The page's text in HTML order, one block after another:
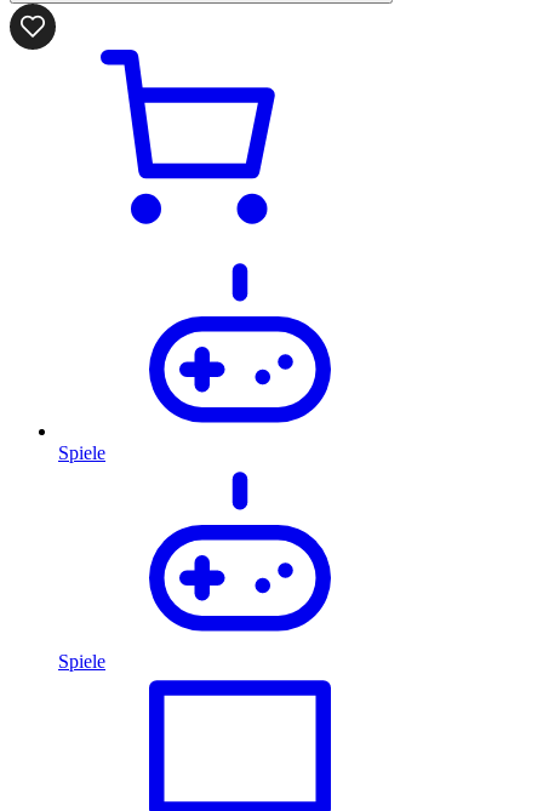
Spiele
Spiele